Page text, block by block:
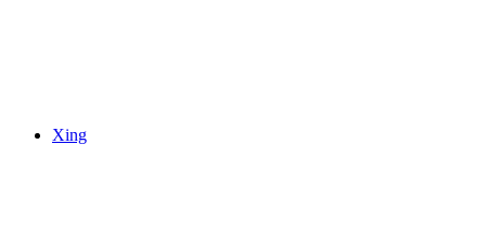
Xing